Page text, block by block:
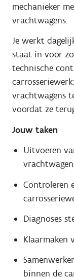
mechanieker
vrachtwagens.
Je werkt
staat in voor
technische
vrachtwagens
voordat ze
Jouw taken
Uitvoeren
Controleren
Diagnoses
Klaarmaken
binnen de